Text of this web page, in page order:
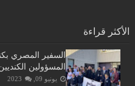
الأكثر قراءة
السفير المصري
المسؤولين
يونيو 09, 2023